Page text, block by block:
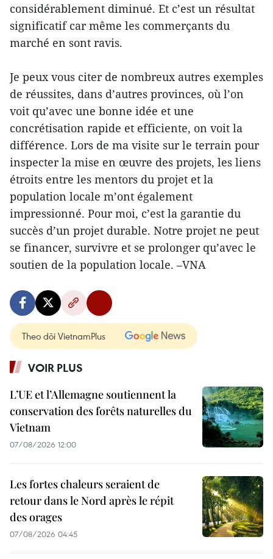
considérablement diminué. Et c’est un résultat
significatif car même les commerçants du
marché en sont ravis.
Je peux vous citer de nombreux autres exemples
de réussites, dans d’autres provinces, où l’on
voit qu’avec une bonne idée et une
concrétisation rapide et efficiente, on voit la
différence. Lors de ma visite sur le terrain pour
inspecter la mise en œuvre des projets, les liens
étroits entre les mentors du projet et la
population locale m’ont également
impressionné. Pour moi, c’est la garantie du
succès d’un projet durable. Notre projet ne peut
se financer, survivre et se prolonger qu’avec le
soutien de la population locale. –VNA
Theo dõi VietnamPlus
VOIR PLUS
L’UE et l’Allemagne soutiennent la
conservation des forêts naturelles du
Vietnam
07/08/2026 12:00
Les fortes chaleurs seraient de
retour dans le Nord après le répit
des orages
07/08/2026 04:45